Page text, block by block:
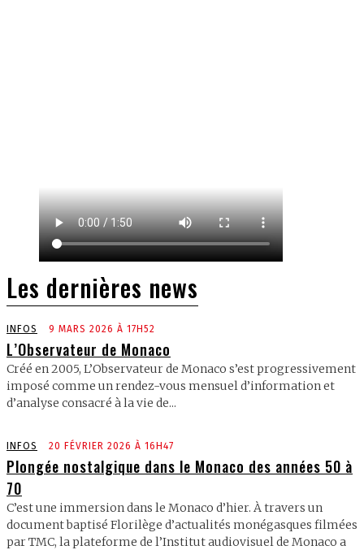
Les dernières news
INFOS 9 MARS 2026 À 17H52
L’Observateur de Monaco
Créé en 2005, L’Observateur de Monaco s’est progressivement
imposé comme un rendez-vous mensuel d’information et
d’analyse consacré à la vie de...
INFOS 20 FÉVRIER 2026 À 16H47
Plongée nostalgique dans le Monaco des années 50 à
70
C’est une immersion dans le Monaco d’hier. À travers un
document baptisé Florilège d’actualités monégasques filmées
par TMC, la plateforme de l’Institut audiovisuel de Monaco a